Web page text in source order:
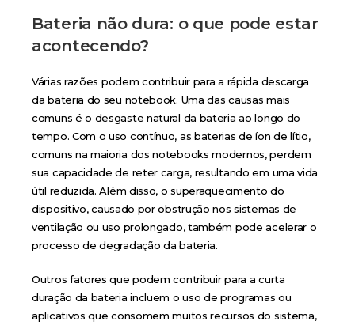
Bateria não dura: o que pode estar
acontecendo?
Várias razões podem contribuir para a rápida descarga
da bateria do seu notebook. Uma das causas mais
comuns é o desgaste natural da bateria ao longo do
tempo. Com o uso contínuo, as baterias de íon de lítio,
comuns na maioria dos notebooks modernos, perdem
sua capacidade de reter carga, resultando em uma vida
útil reduzida. Além disso, o superaquecimento do
dispositivo, causado por obstrução nos sistemas de
ventilação ou uso prolongado, também pode acelerar o
processo de degradação da bateria.
Outros fatores que podem contribuir para a curta
duração da bateria incluem o uso de programas ou
aplicativos que consomem muitos recursos do sistema,